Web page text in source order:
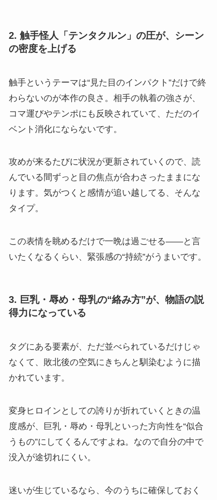
2. 触手怪人「テンタクルン」の圧が、シーン
の密度を上げる
触手というテーマは“見た目のインパクト”だけで終
わらないのが本作の良さ。相手の執着の強さが、
コマ運びやテンポにも反映されていて、ただのイ
ベント消化にならないです。
攻めが来るたびに状況が更新されていくので、読
んでいる間ずっと目の焦点が合わさったままにな
ります。気がつくと感情が追い越してる、そんな
タイプ。
この表情を眺めるだけで一晩は過ごせる——と言
いたくなるくらい、緊張感の“持続”がうまいです。
3. 巨乳・辱め・母乳の“絡み方”が、物語の説
得力になっている
タグにある要素が、ただ並べられているだけじゃ
なくて、敗北後の空気にきちんと馴染むように描
かれています。
変身ヒロインとしての誇りが折れていくときの温
度感が、巨乳・辱め・母乳といった方向性を“似合
うもの”にしてくるんですよね。なので自分の中で
没入が途切れにくい。
迷いが生じているなら、今のうちに確保しておく